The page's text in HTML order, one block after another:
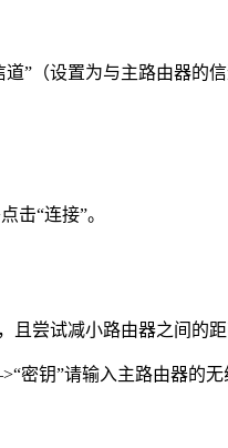
”（设置为与主路由器的信
击“连接”。
尝试减小路由器之间的距
密钥”请输入主路由器的无